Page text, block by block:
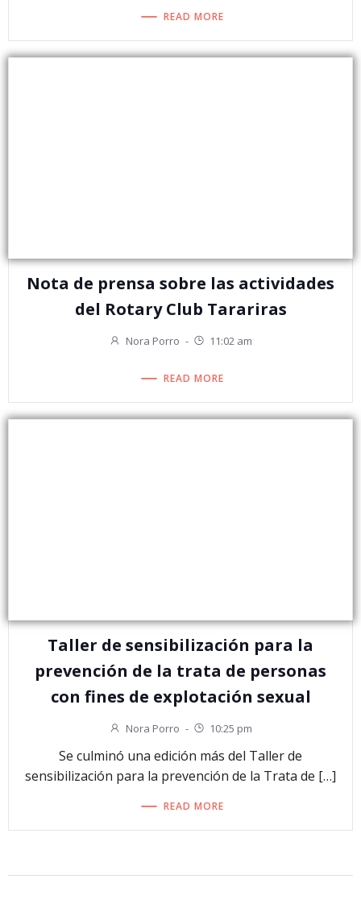
READ MORE
Nota de prensa sobre las actividades
del Rotary Club Tarariras
Nora Porro - 11:02 am
READ MORE
Taller de sensibilización para la
prevención de la trata de personas
con fines de explotación sexual
Nora Porro - 10:25 pm
Se culminó una edición más del Taller de
sensibilización para la prevención de la Trata de […]
READ MORE